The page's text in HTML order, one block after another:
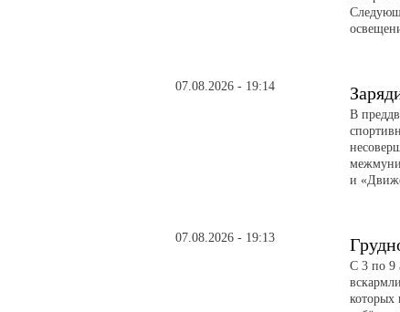
07.08.2026 - 19:14
В
и
07.08.2026 - 19:13
С 3 по 9
которых